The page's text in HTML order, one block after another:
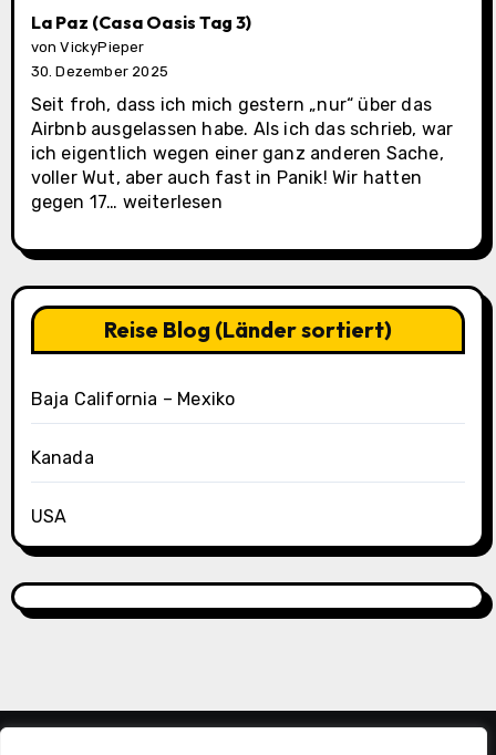
La Paz (Casa Oasis Tag 3)
von VickyPieper
30. Dezember 2025
Seit froh, dass ich mich gestern „nur“ über das
Airbnb ausgelassen habe. Als ich das schrieb, war
ich eigentlich wegen einer ganz anderen Sache,
voller Wut, aber auch fast in Panik! Wir hatten
gegen 17… La
(Casa
3)
weiterlesen
Reise Blog (Länder sortiert)
Baja California – Mexiko
Kanada
USA